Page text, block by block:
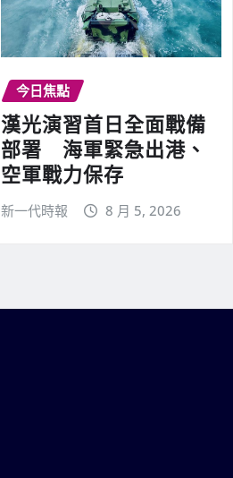
今日焦點
漢光演習首日全面戰備
部署 海軍緊急出港、
空軍戰力保存
新一代時報 8 月 5, 2026